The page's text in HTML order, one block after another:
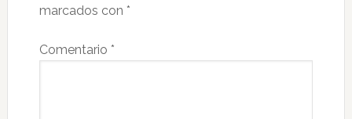
marcados con *
Comentario *